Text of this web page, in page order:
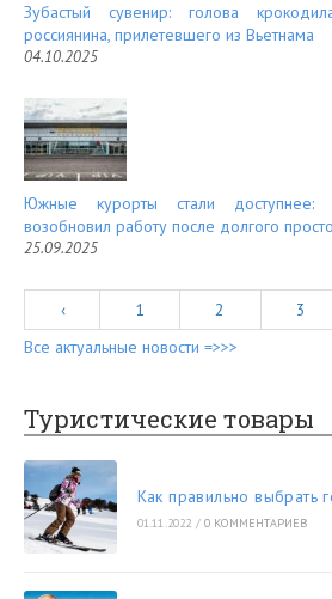
Зубастый сувенир: голова
россиянина, прилетевшего из Вьетнама
04.10.2025
Южные курорты стали доступнее:
возобновил работу после долгого
25.09.2025
‹ 1 2 3
Все актуальные новости =>>>
Туристические товары
Как правильно выбрать
01.11.2022 / 0 КОММЕНТАРИЕВ